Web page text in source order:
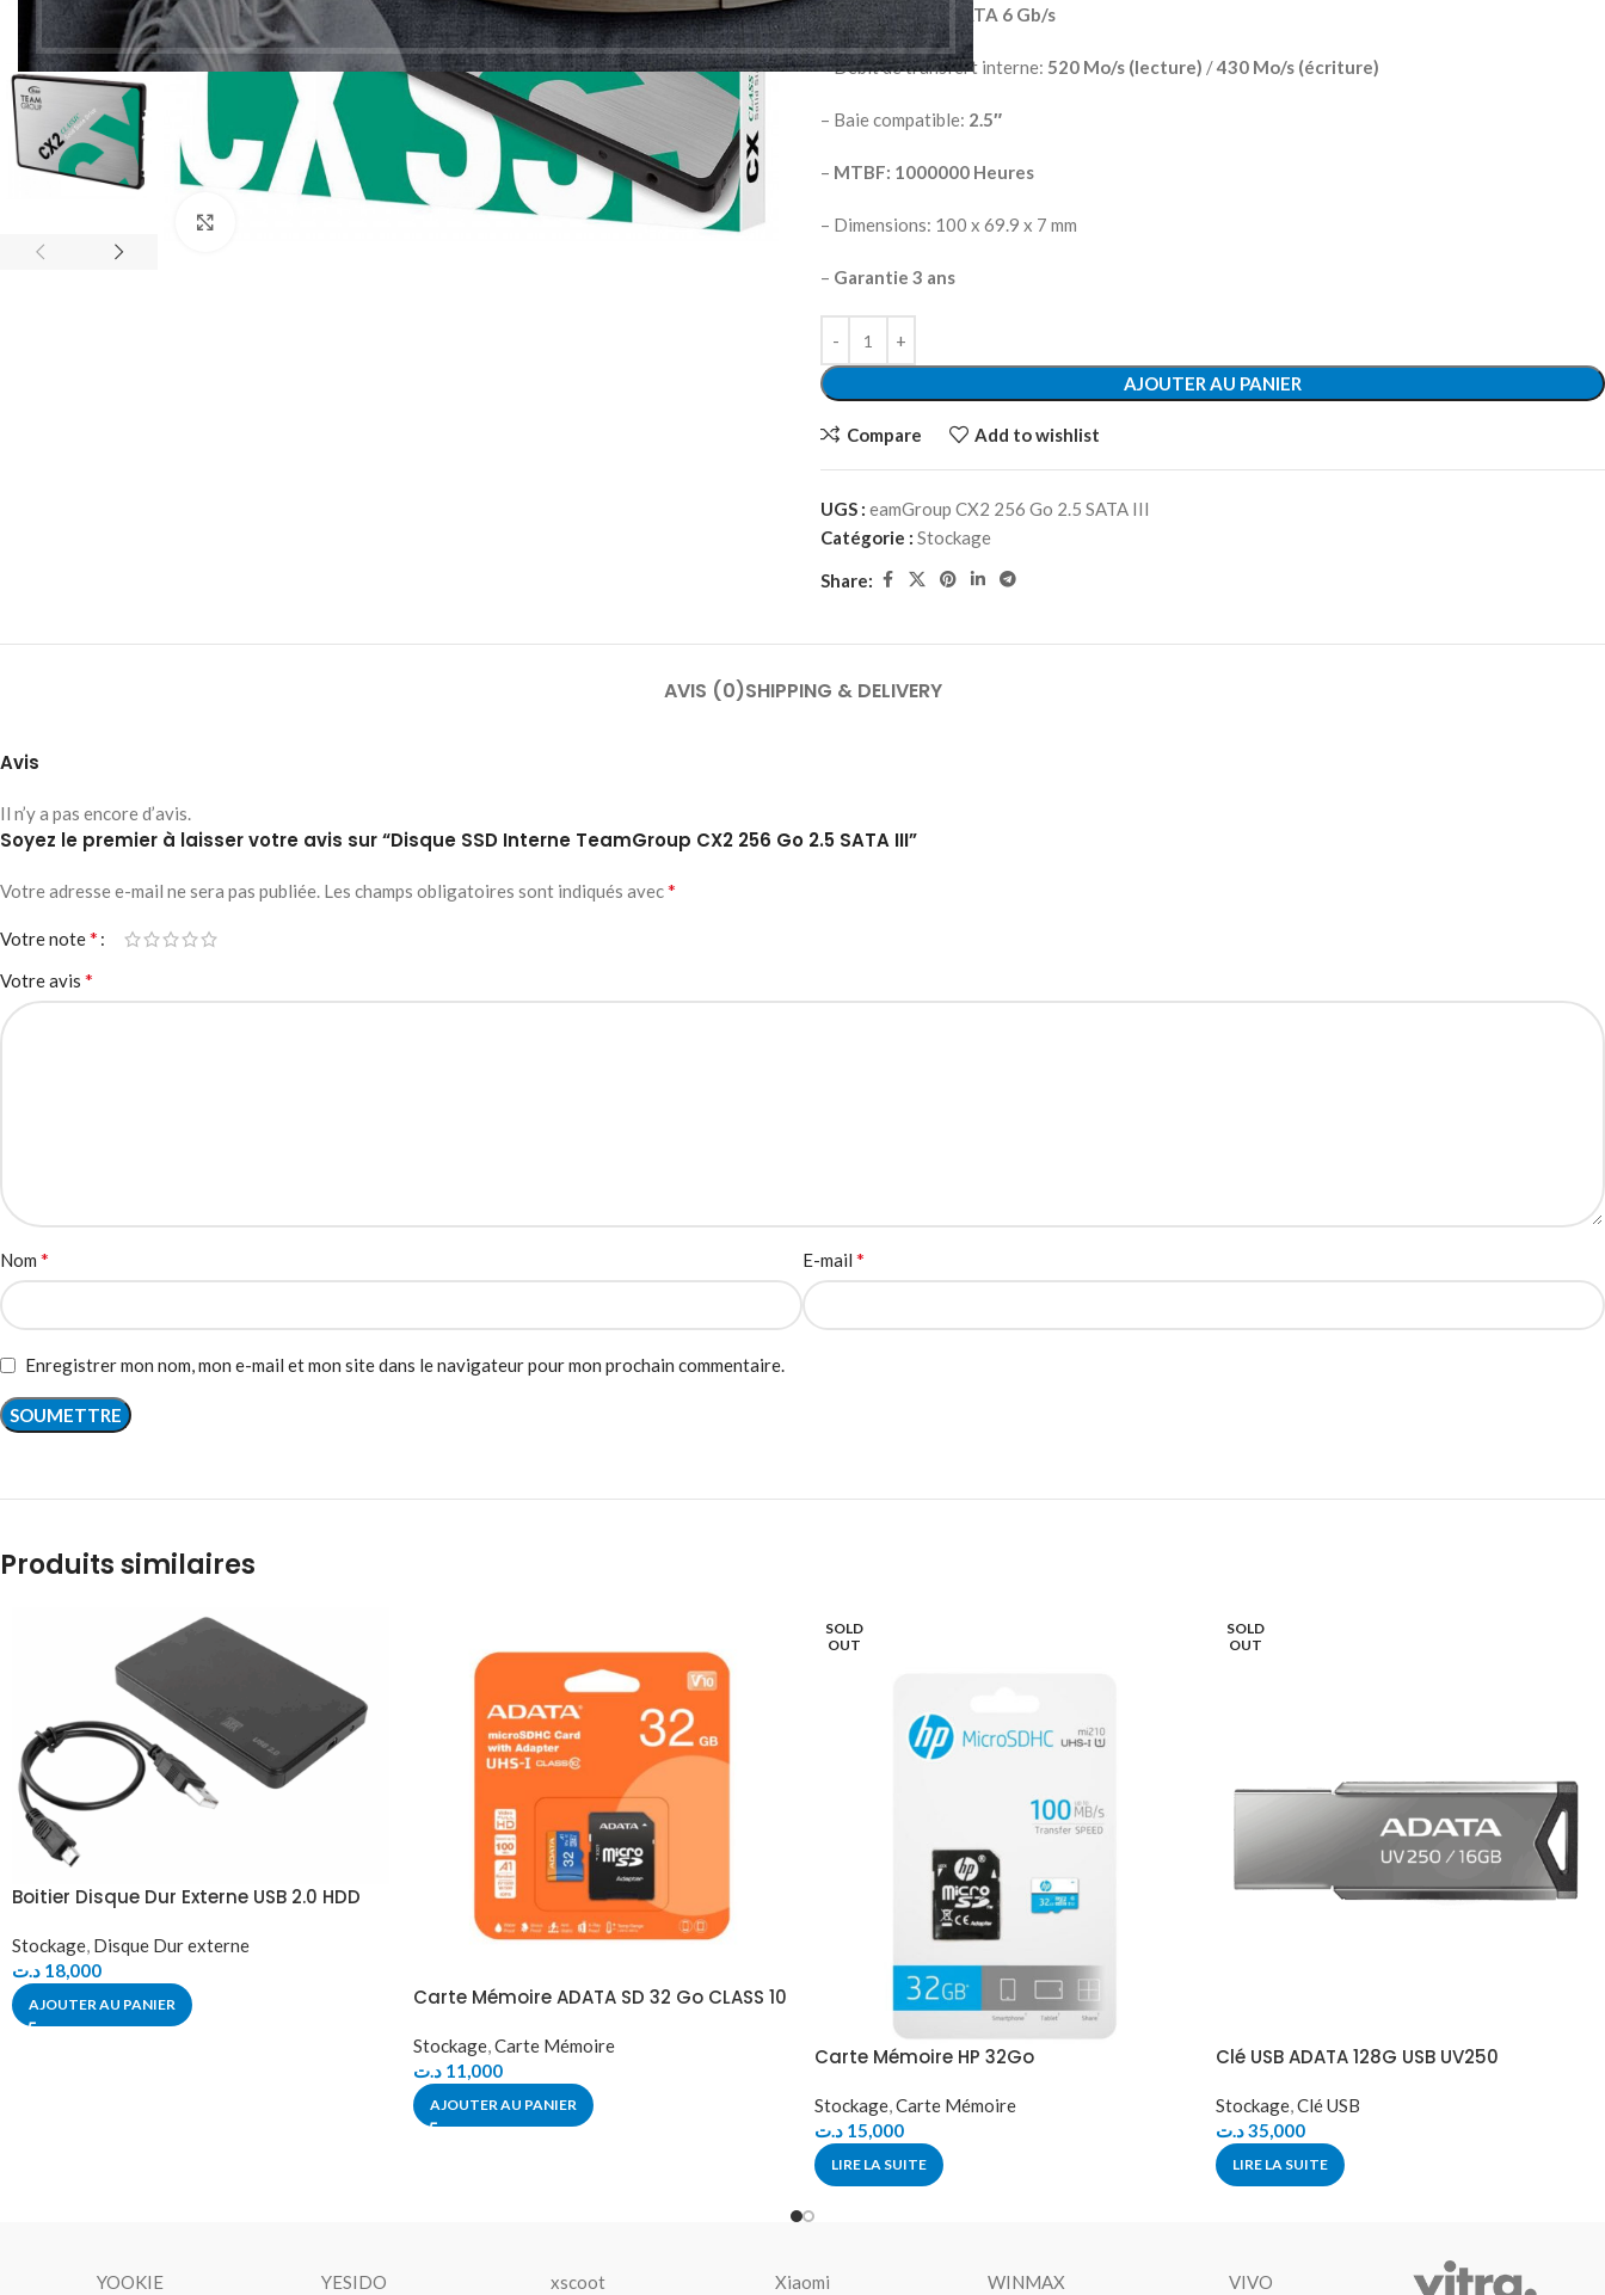
– Interfaces: 1 x SATA 6 Gb/s
– Débit de transfert interne: 520 Mo/s (lecture) /430 Mo/s (écriture)
– Baie compatible: 2.5″
– MTBF: 1000000 Heures
– Dimensions: 100 x 69.9 x 7 mm
– Garantie 3 ans
AJOUTER AU PANIER
Compare Add to wishlist
UGS : eamGroup CX2 256 Go 2.5 SATA III
Catégorie : Stockage
Share:
AVIS (0)SHIPPING & DELIVERY
Avis
Il n’y a pas encore d’avis.
Soyez le premier à laisser votre avis sur “Disque SSD Interne TeamGroup CX2 256 Go 2.5 SATA III”
Votre adresse e-mail ne sera pas publiée. Les champs obligatoires sont indiqués avec*
Votre note*
Votre avis *
Nom * E-mail *
Enregistrer mon nom, mon e-mail et mon site dans le navigateur pour mon prochain commentaire.
Produits similaires
Boitier Disque Dur Externe USB 2.0 HDD
Stockage, Disque Dur externe
18,000 د.ت
AJOUTER AU PANIER Carte Mémoire ADATA SD 32 Go CLASS 10
Stockage,Carte Mémoire
11,000 د.ت
AJOUTER AU PANIER
SOLD
OUT
Carte Mémoire HP 32Go
Stockage,Carte Mémoire
15,000 د.ت
LIRE LA SUITE
SOLD
OUT
Clé USB ADATA 128G USB UV250
Stockage,Clé USB
35,000د.ت
LIRE LA SUITE
YOOKIE YESIDO xscoot Xiaomi WINMAX VIVO